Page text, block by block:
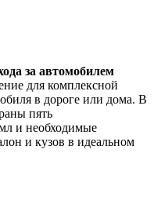
за автомобилем
для комплексной
в дороге или дома. В
пять
и необходимые
и кузов в идеальном